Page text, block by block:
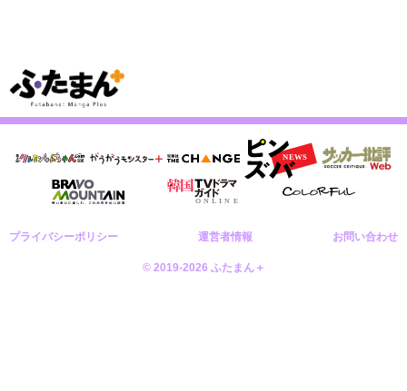
プライバシーポリシー 運営者情報 お問い合わせ
© 2019-2026 ふたまん＋